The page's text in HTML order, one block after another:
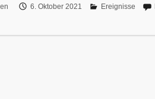
6. Oktober 2021 Ereignisse